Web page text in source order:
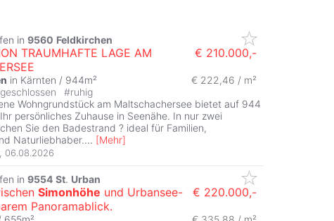
in 9560 Feldkirchen
TRAUMHAFTE LAGE AM
€ 210.000,-
in Kärnten / 944m²
€ 222,46 / m²
#ruhig
Wohngrundstück am Maltschachersee bietet auf 944
persönliches Zuhause in Seenähe. In nur zwei
Sie den Badestrand ? ideal für Familien,
Naturliebhaber.... [Mehr]
, 06.08.2026
in 9554 St. Urban
Simonhöhe und Urbansee-
Panoramablick.
€ 220.000,-